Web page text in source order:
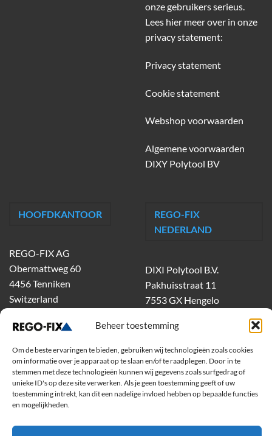
Beheer toestemming
Om de beste ervaringen te bieden, gebruiken wij technologieën zoals cookies
om informatie over je apparaat op te slaan en/of te raadplegen. Door in te
stemmen met deze technologieën kunnen wij gegevens zoals surfgedrag of
unieke ID's op deze site verwerken. Als je geen toestemming geeft of uw
toestemming intrekt, kan dit een nadelige invloed hebben op bepaalde functies
en mogelijkheden.
onze gebruikers serieus.
Lees hier meer over in onze
privacy statement:
Privacy statement
Cookie statement
Webshop voorwaarden
Algemene voorwaarden
DIXY Polytool BV
HOOFDKANTOOR
REGO-FIX AG
Obermattweg 60
4456 Tenniken
Switzerland
REGO-FIX
NEDERLAND
DIXI Polytool B.V.
Pakhuisstraat 11
7553 GX Hengelo
dixiholland@dixi.com
www.dixipolytool.com
Volg ons op Youtube
Volg ons op Linkedin